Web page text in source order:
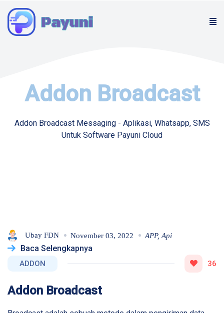
Addon Broadcast
Addon Broadcast Messaging - Aplikasi, Whatsapp, SMS
Untuk Software Payuni Cloud
Ubay FDN November 03, 2022 APP, Api
Baca Selengkapnya
ADDON 36
Addon Broadcast